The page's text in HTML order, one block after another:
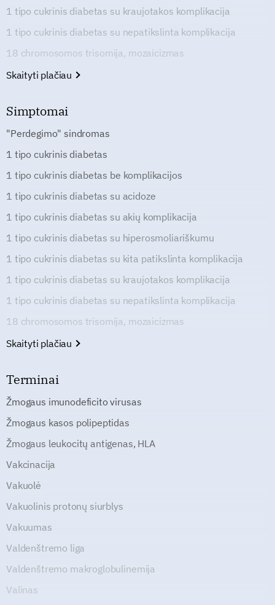
1 tipo cukrinis diabetas su kraujotakos komplikacija
1 tipo cukrinis diabetas su nepatikslinta komplikacija
18 chromosomos trisomija, mozaicizmas
Skaityti plačiau
Simptomai
"Perdegimo" sindromas
1 tipo cukrinis diabetas
1 tipo cukrinis diabetas be komplikacijos
1 tipo cukrinis diabetas su acidoze
1 tipo cukrinis diabetas su akių komplikacija
1 tipo cukrinis diabetas su hiperosmoliariškumu
1 tipo cukrinis diabetas su kita patikslinta komplikacija
1 tipo cukrinis diabetas su kraujotakos komplikacija
1 tipo cukrinis diabetas su nepatikslinta komplikacija
18 chromosomos trisomija, mozaicizmas
Skaityti plačiau
Terminai
Žmogaus imunodeficito virusas
Žmogaus kasos polipeptidas
Žmogaus leukocitų antigenas, HLA
Vakcinacija
Vakuolė
Vakuolinis protonų siurblys
Vakuumas
Valdenštremo liga
Valdenštremo makroglobulinemija
Valinas